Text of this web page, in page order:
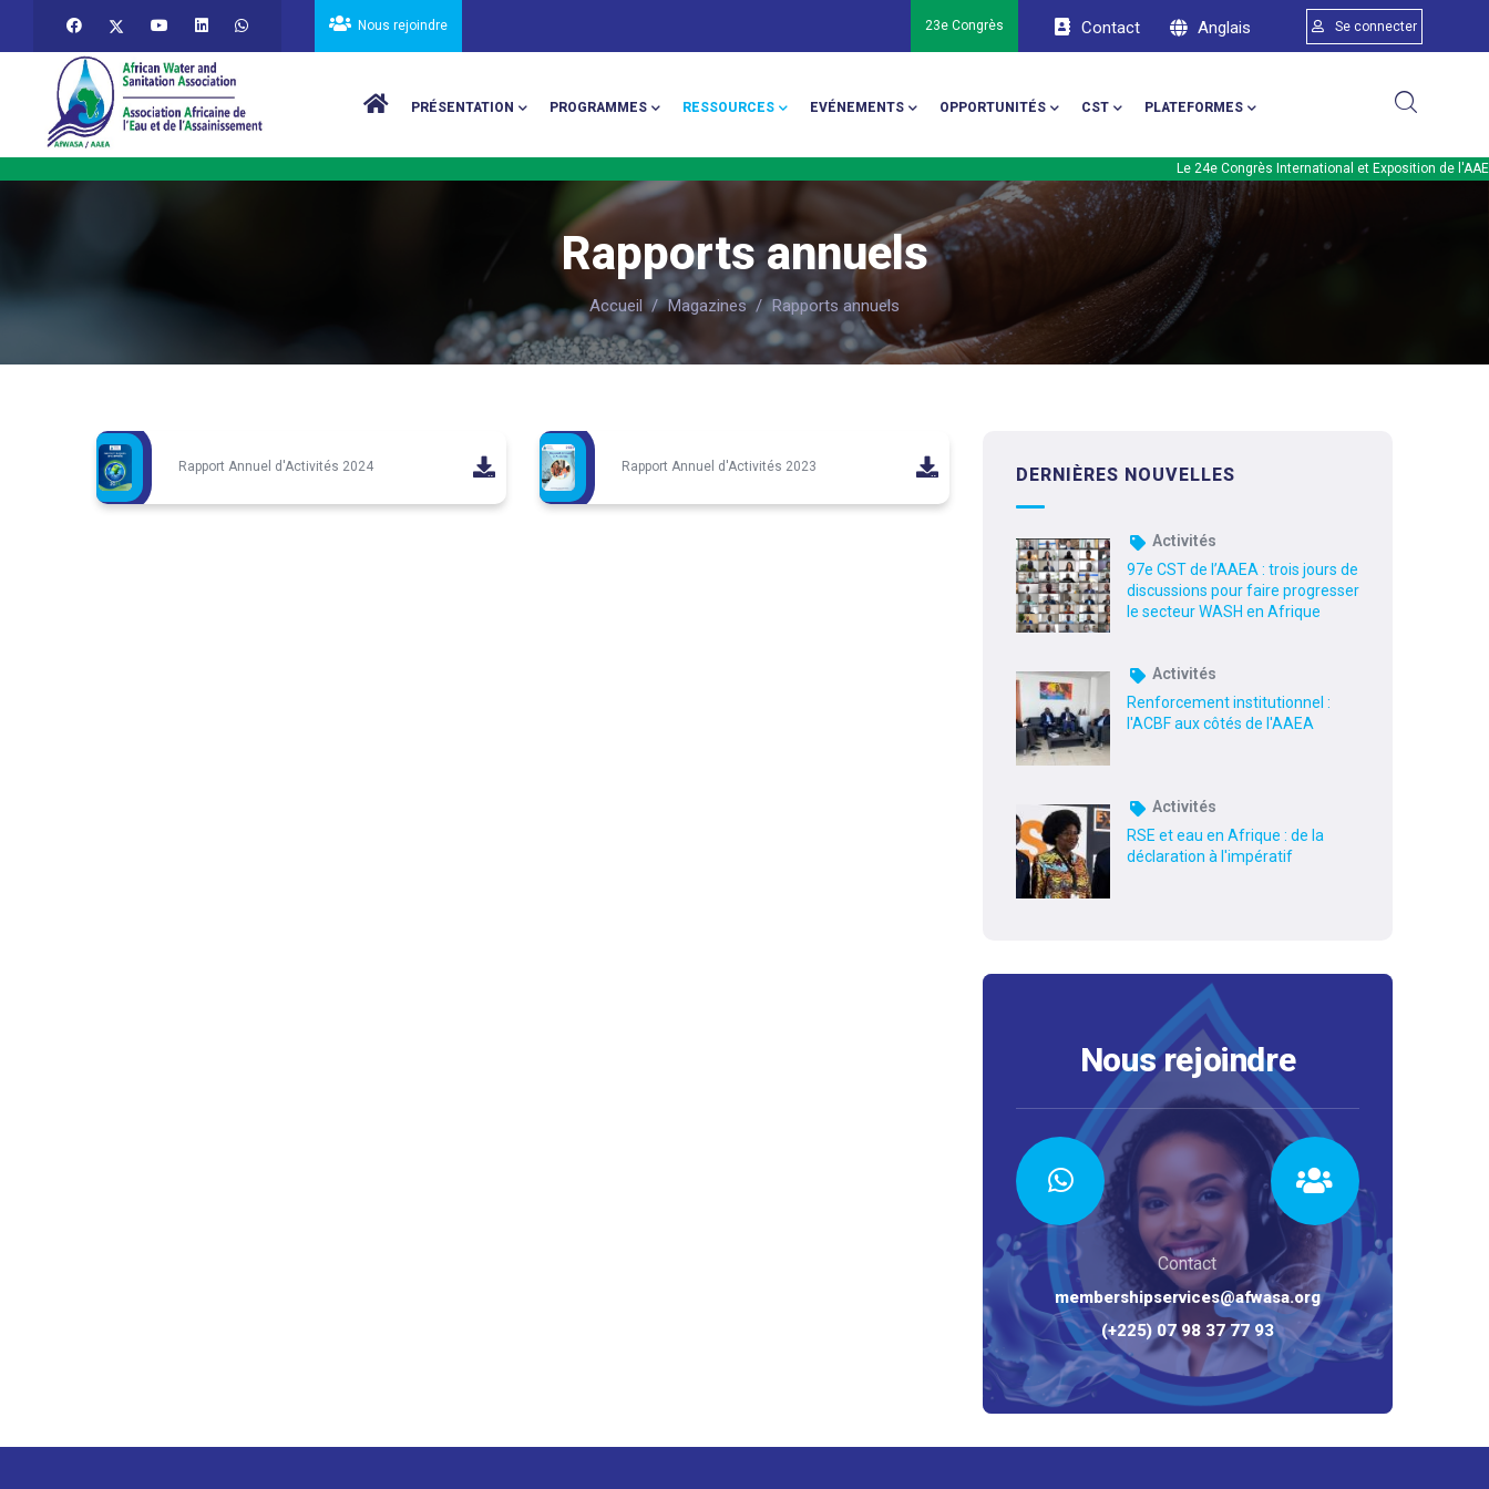
Aller au contenu principal
Nous rejoindre 23e Congrès Contact Anglais Menu du
Se connecter
Main navigation
PRÉSENTATION PROGRAMMES RESSOURCES EVÉNEMENTS OPPORTUNITÉS CST PLATEFORMES
Le 24e Congrès International et Exposition de l'AAEA
Rapports annuels
Accueil / Magazines/ Rapports annuels
Rapport Annuel d'Activités 2024 Rapport Annuel d'Activités 2023 DERNIÈRES NOUVELLES
Activités
97e CST de l’AAEA : trois jours de
discussions pour faire progresser
le secteur WASH en Afrique
Activités
Renforcement institutionnel :
l'ACBF aux côtés de l'AAEA
Activités
RSE et eau en Afrique : de la
déclaration à l'impératif
Nous rejoindre
Contact
membershipservices@afwasa.org
(+225) 07 98 37 77 93